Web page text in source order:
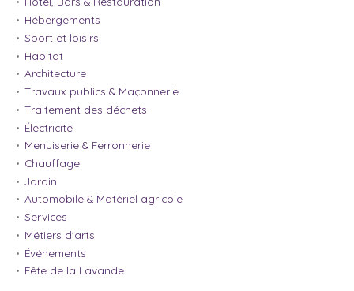
Hébergements
Sport et loisirs
Habitat
Architecture
Travaux publics & Maçonnerie
Traitement des déchets
Électricité
Menuiserie & Ferronnerie
Chauffage
Jardin
Automobile & Matériel agricole
Services
Métiers d'arts
Événements
Fête de la Lavande